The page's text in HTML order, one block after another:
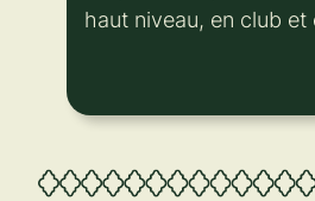
haut niveau, en club et